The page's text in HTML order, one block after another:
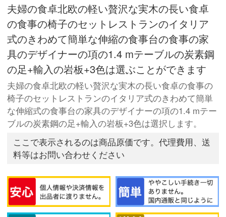
夫婦の食卓北欧の軽い贅沢な実木の長い食卓
の食事の椅子のセットレストランのイタリア
式のきわめて簡単な伸縮の食事台の食事の家
具のデザイナーの項の1.4 mテーブルの炭素鋼
の足+輸入の岩板+3色は選ぶことができます
夫婦の食卓北欧の軽い贅沢な実木の長い食卓の食事の
椅子のセットレストランのイタリア式のきわめて簡単
な伸縮式の食事台の家具のデザイナーの項の1.4 mテー
ブルの炭素鋼の足+輸入の岩板+3色は選択します。
ここで表示されるのは商品原価です。代理費用、送
料等はお問い合わせください